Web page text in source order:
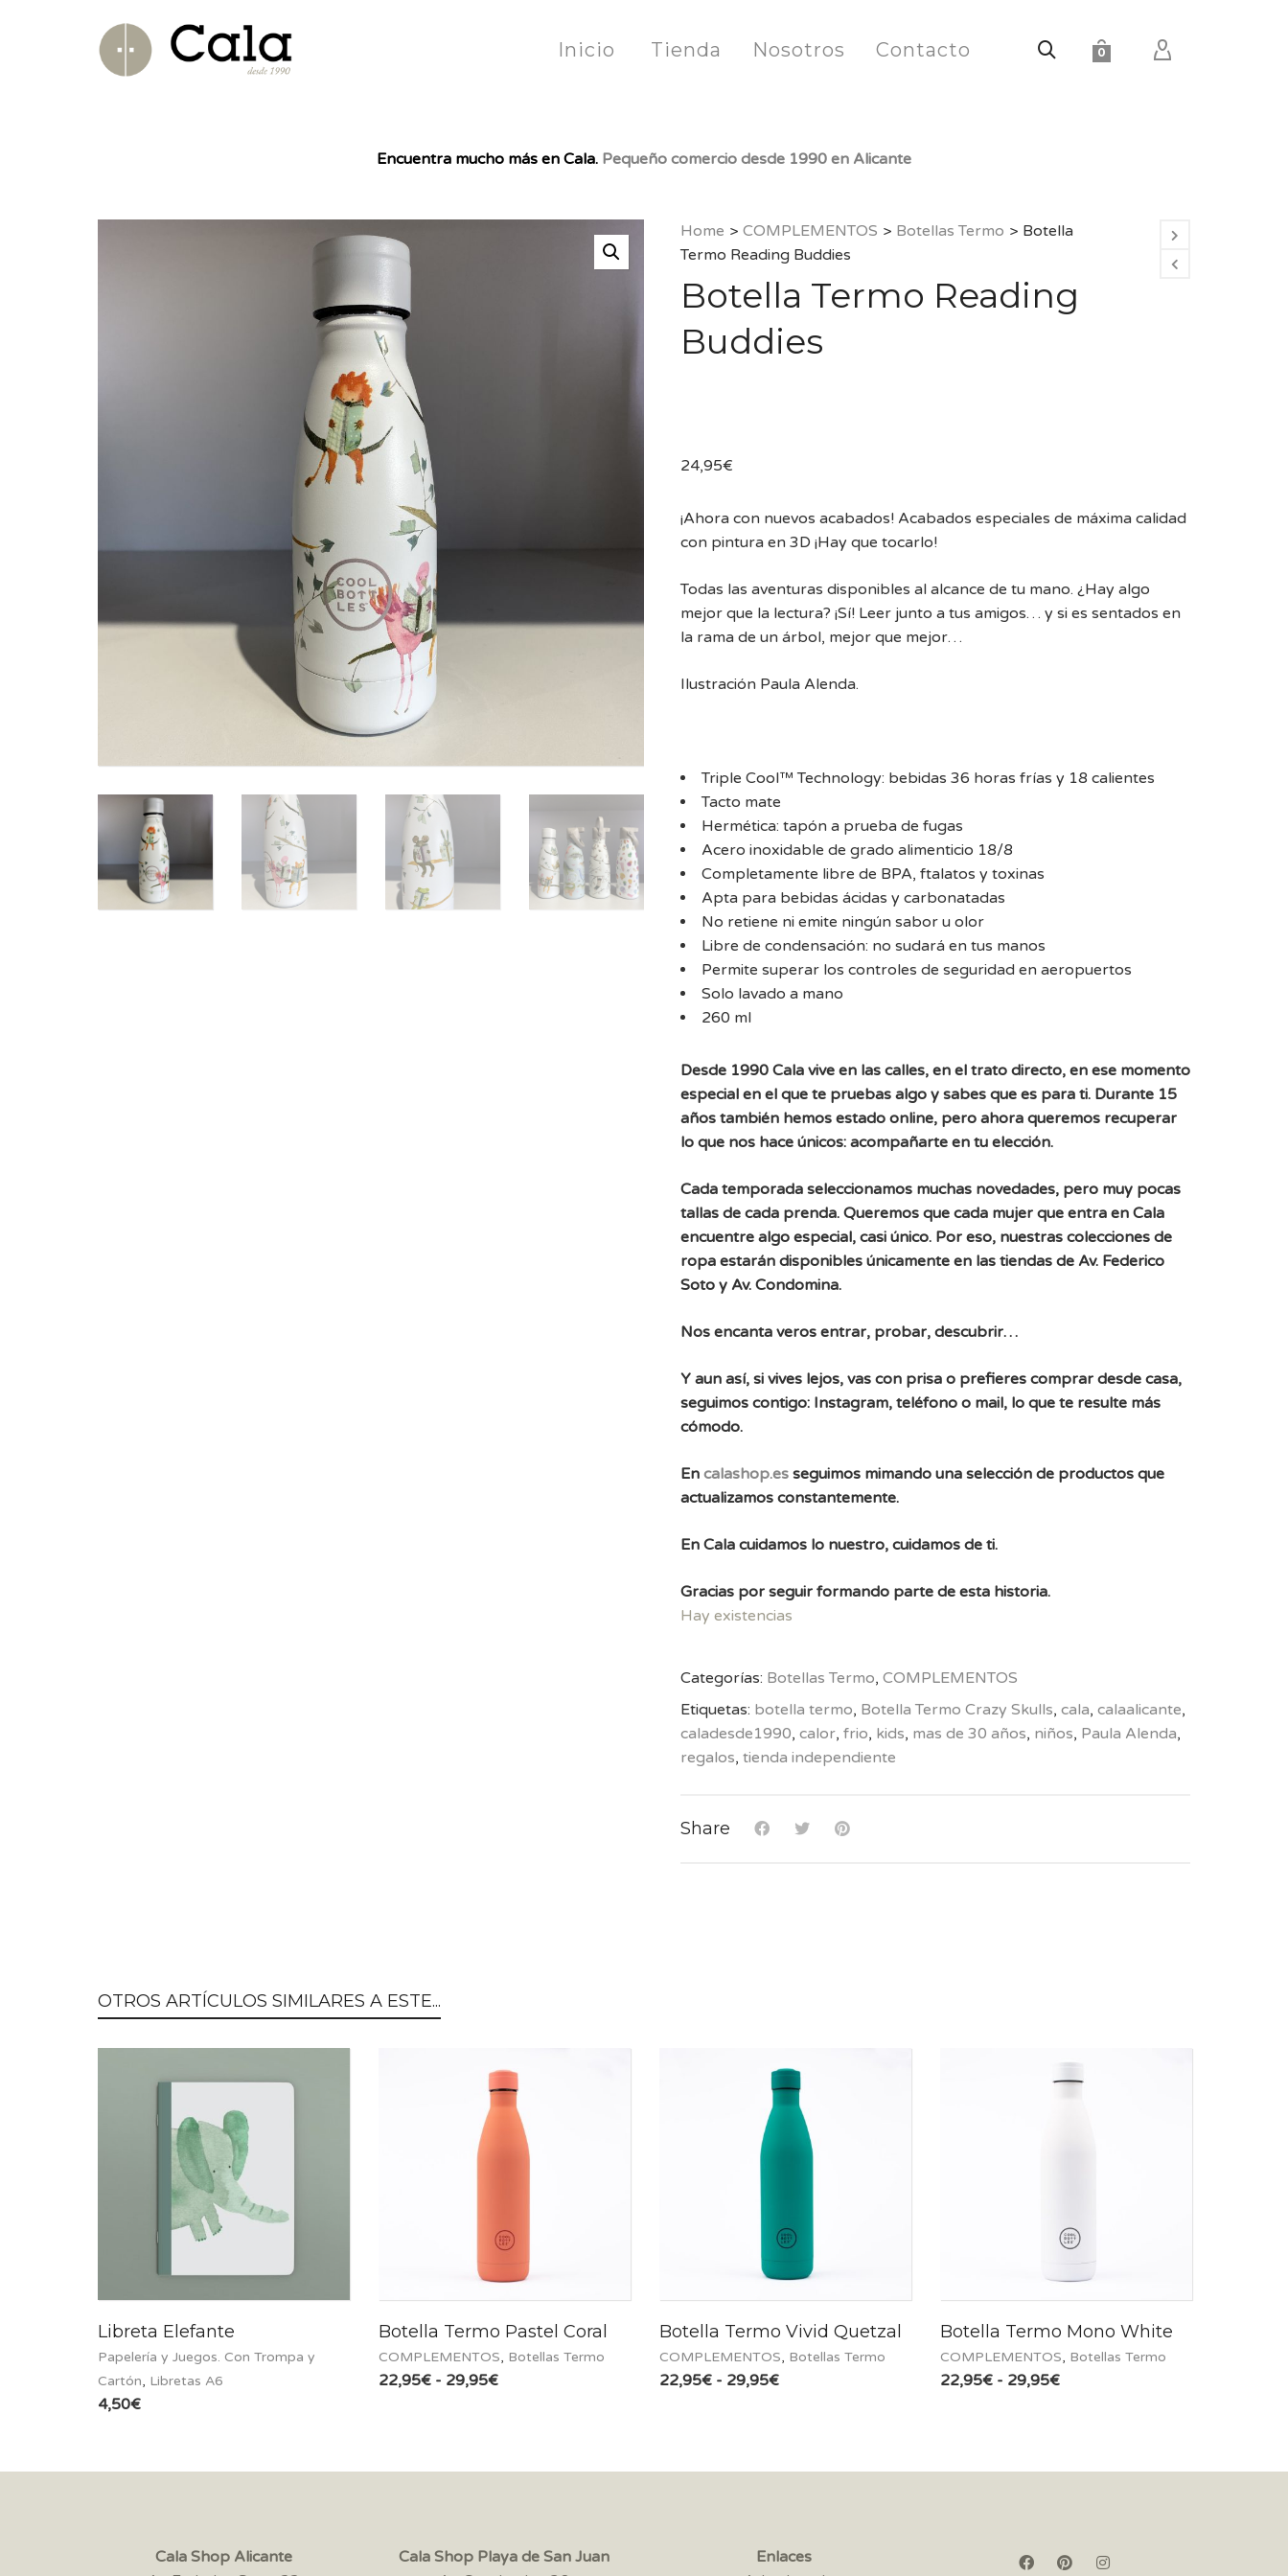
0
Inicio Tienda Nosotros Contacto
Encuentra mucho más en Cala. Pequeño comercio desde 1990 en Alicante
Home > COMPLEMENTOS > Botellas Termo > Botella
Termo Reading Buddies
Botella Termo Reading
Buddies
24,95€
¡Ahora con nuevos acabados! Acabados especiales de máxima calidad
con pintura en 3D ¡Hay que tocarlo!
Todas las aventuras disponibles al alcance de tu mano. ¿Hay algo
mejor que la lectura? ¡Sí! Leer junto a tus amigos… y si es sentados en
la rama de un árbol, mejor que mejor…
Ilustración Paula Alenda.
Triple Cool™ Technology: bebidas 36 horas frías y 18 calientes
Tacto mate
Hermética: tapón a prueba de fugas
Acero inoxidable de grado alimenticio 18/8
Completamente libre de BPA, ftalatos y toxinas
Apta para bebidas ácidas y carbonatadas
No retiene ni emite ningún sabor u olor
Libre de condensación: no sudará en tus manos
Permite superar los controles de seguridad en aeropuertos
Solo lavado a mano
260 ml
Desde 1990 Cala vive en las calles, en el trato directo, en ese momento
especial en el que te pruebas algo y sabes que es para ti. Durante 15
años también hemos estado online, pero ahora queremos recuperar
lo que nos hace únicos: acompañarte en tu elección.
Cada temporada seleccionamos muchas novedades, pero muy pocas
tallas de cada prenda. Queremos que cada mujer que entra en Cala
encuentre algo especial, casi único. Por eso, nuestras colecciones de
ropa estarán disponibles únicamente en las tiendas de Av. Federico
Soto y Av. Condomina.
Nos encanta veros entrar, probar, descubrir…
Y aun así, si vives lejos, vas con prisa o prefieres comprar desde casa,
seguimos contigo: Instagram, teléfono o mail, lo que te resulte más
cómodo.
En calashop.esseguimos mimando una selección de productos que
actualizamos constantemente.
En Cala cuidamos lo nuestro, cuidamos de ti.
Gracias por seguir formando parte de esta historia.
Hay existencias
Categorías: Botellas Termo, COMPLEMENTOS
Etiquetas: botella termo, Botella Termo Crazy Skulls, cala, calaalicante,
caladesde1990, calor, frio, kids, mas de 30 años, niños, Paula Alenda,
regalos, tienda independiente
Share
OTROS ARTÍCULOS SIMILARES A ESTE...
Libreta Elefante
Papelería y Juegos. Con Trompa y
Cartón, Libretas A6
4,50€
Botella Termo Pastel Coral
COMPLEMENTOS, Botellas Termo
22,95€ - 29,95€Rango
hasta
Botella Termo Vivid Quetzal
COMPLEMENTOS, Botellas Termo
22,95€ - 29,95€Rango
hasta
Botella Termo Mono White
COMPLEMENTOS, Botellas Termo
22,95€ - 29,95€Rango
hasta
Cala Shop Alicante
Cala Shop Playa de San Juan
Enlaces